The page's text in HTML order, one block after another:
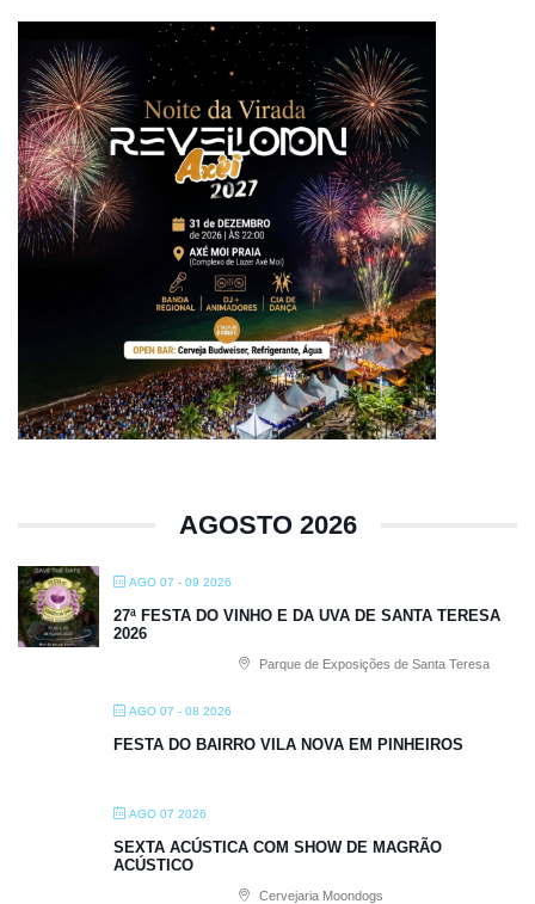
AGOSTO 2026
AGO 07 - 09 2026
27ª FESTA DO VINHO E DA UVA DE SANTA TERESA
2026
Parque de Exposições de Santa Teresa
AGO 07 - 08 2026
FESTA DO BAIRRO VILA NOVA EM PINHEIROS
AGO 07 2026
SEXTA ACÚSTICA COM SHOW DE MAGRÃO
ACÚSTICO
Cervejaria Moondogs